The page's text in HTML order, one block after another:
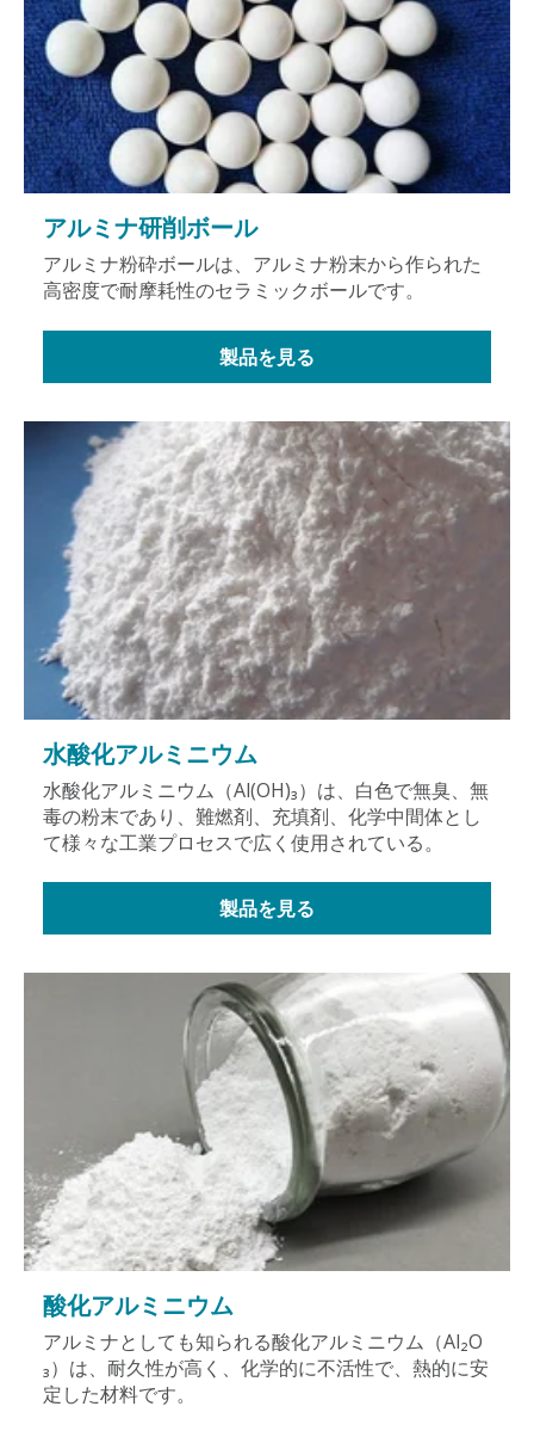
アルミナ研削ボール
アルミナ粉砕ボールは、アルミナ粉末から作られた
高密度で耐摩耗性のセラミックボールです。
製品を見る
水酸化アルミニウム
水酸化アルミニウム（Al(OH)₃）は、白色で無臭、無
毒の粉末であり、難燃剤、充填剤、化学中間体とし
て様々な工業プロセスで広く使用されている。
製品を見る
酸化アルミニウム
アルミナとしても知られる酸化アルミニウム（Al₂O
₃）は、耐久性が高く、化学的に不活性で、熱的に安
定した材料です。